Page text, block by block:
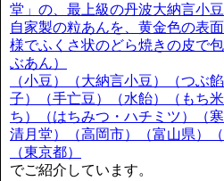
堂」の、最上級の丹波大納言小
自家製の粒あんを、黄金色の表
様でふくさ状のどら焼きの皮で
ぶあん）
（小豆）（大納言小豆）（つぶ
子）（手亡豆）（水飴）（もち
ち）（はちみつ・ハチミツ）（
清月堂）（高岡市）（富山県）
（東京都）
でご紹介しています。